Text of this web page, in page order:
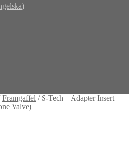
)
Framgaffel / S-Tech – Adapter Insert
Valve)